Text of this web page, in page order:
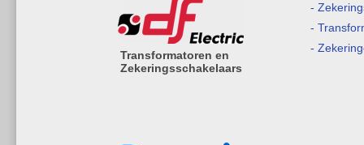
Transformatoren en
Zekeringsschakelaars
-
-
-